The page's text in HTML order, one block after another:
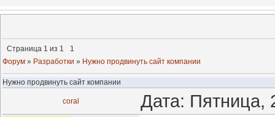
Страница 1 из 1
1
Форум » Разработки » Нужно продвинуть сайт компании
Нужно продвинуть сайт компании
coral Дата: